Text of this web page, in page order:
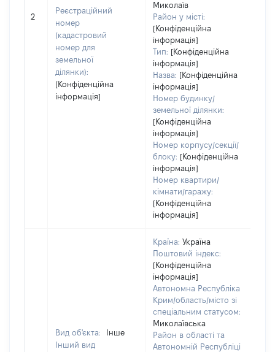
2
Реєстраційний
номер
(кадастровий
номер для
земельної
ділянки):
[Конфіденційна
інформація]
Миколаїв
Район у місті:
[Конфіденційна
інформація]
Тип: [Конфіденційна
інформація]
Назва: [Конфіденційна
інформація]
Номер будинку/
земельної ділянки:
[Конфіденційна
інформація]
Номер корпусу/секції/
блоку: [Конфіденційна
інформація]
Номер квартири/
кімнати/гаражу:
[Конфіденційна
інформація]
Вид об'єкта:
Інше
Інший вид
Країна: Україна
Поштовий індекс:
[Конфіденційна
інформація]
Автономна Республіка
Крим/область/місто зі
спеціальним статусом:
Миколаївська
Район в області та
Автономній Республіці